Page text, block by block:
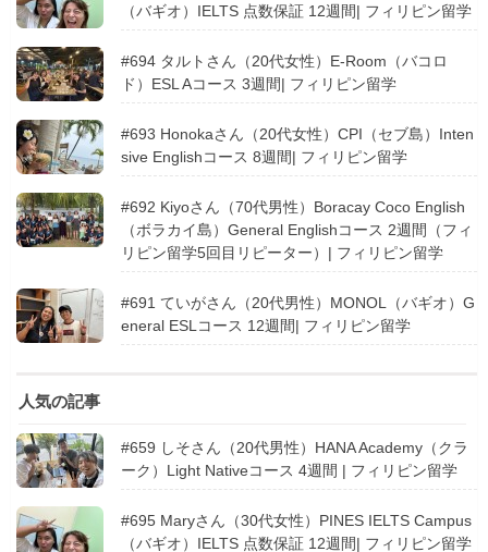
（バギオ）IELTS 点数保証 12週間| フィリピン留学
#694 タルトさん（20代女性）E-Room（バコロ
ド）ESL Aコース 3週間| フィリピン留学
#693 Honokaさん（20代女性）CPI（セブ島）Inten
sive Englishコース 8週間| フィリピン留学
#692 Kiyoさん（70代男性）Boracay Coco English
（ボラカイ島）General Englishコース 2週間（フィ
リピン留学5回目リピーター）| フィリピン留学
#691 ていがさん（20代男性）MONOL（バギオ）G
eneral ESLコース 12週間| フィリピン留学
人気の記事
#659 しそさん（20代男性）HANA Academy（クラ
ーク）Light Nativeコース 4週間 | フィリピン留学
#695 Maryさん（30代女性）PINES IELTS Campus
（バギオ）IELTS 点数保証 12週間| フィリピン留学